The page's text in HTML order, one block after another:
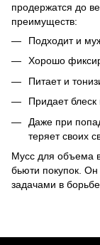
продержатся до
преимуществ:
Подходит и
Хорошо
Питает и
Придает блеск
Даже при
теряет своих
Мусс для объема
бьюти покупок.
задачами в